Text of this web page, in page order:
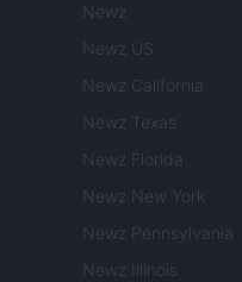
Newz
Newz US
Newz California
Newz Texas
Newz Florida
Newz New York
Newz Pennsylvania
Newz Illinois